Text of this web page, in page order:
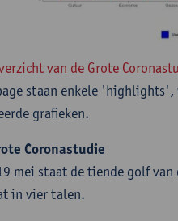
van de Grote
staan enkele
grafieken.
Coronastudie
mei staat de tiende golf
in vier talen.